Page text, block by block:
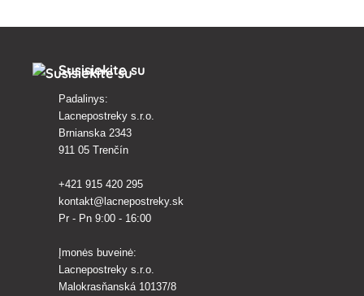
vandenyje po audros arba ką tik po
pripildymo?
Susisiekite su
Padalinys:
Lacnepostreky s.r.o.
Brnianska 2343
911 05 Trenčín
+421 915 420 295
kontakt@lacnepostreky.sk
Pr - Pn 9:00 - 16:00
Įmonės buveinė:
Lacnepostreky s.r.o.
Malokrasňanská 10137/8